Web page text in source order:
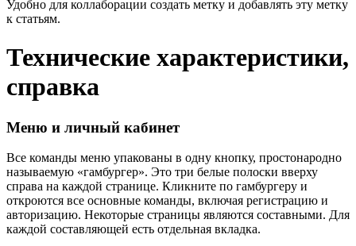
Удобно для коллаборации создать метку и добавлять эту метку
к статьям.
Технические характеристики,
справка
Меню и личный кабинет
Все команды меню упакованы в одну кнопку, простонародно
называемую «гамбургер». Это три белые полоски вверху
справа на каждой странице. Кликните по гамбургеру и
откроются все основные команды, включая регистрацию и
авторизацию. Некоторые страницы являются составными. Для
каждой составляющей есть отдельная вкладка.